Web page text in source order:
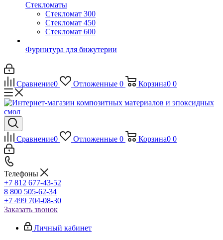
Стекломаты
Стекломат 300
Стекломат 450
Стекломат 600
Фурнитура для бижутерии
Сравнение0 Отложенные 0 Корзина0 0
Сравнение0 Отложенные 0 Корзина0 0
Телефоны
+7 812 677-43-52
8 800 505-62-34
+7 499 704-08-30
Заказать звонок
Личный кабинет